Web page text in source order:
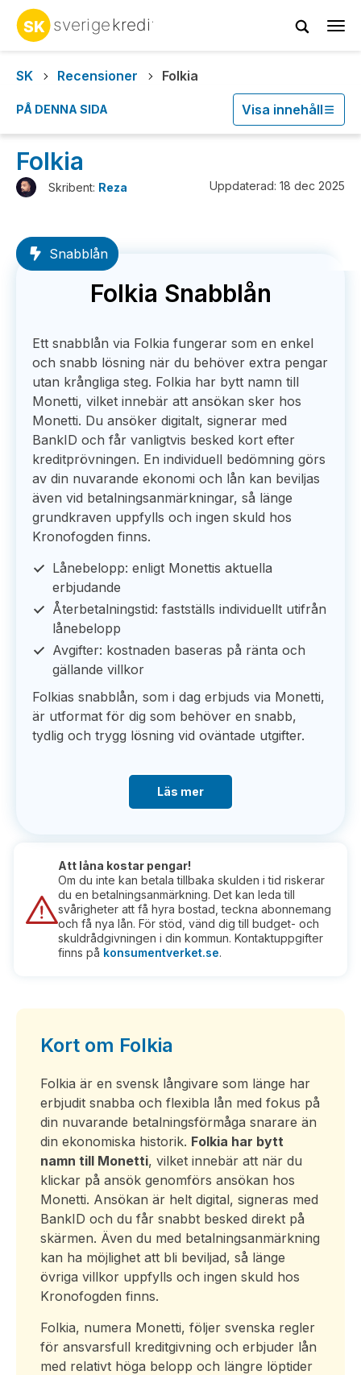
SK
Recensioner Folkia
PÅ DENNA SIDA Visa innehåll
Folkia
Skribent: Reza Uppdaterad: 18 dec 2025
Snabblån
Folkia Snabblån
Ett snabblån via Folkia fungerar som en enkel
och snabb lösning när du behöver extra pengar
utan krångliga steg. Folkia har bytt namn till
Monetti, vilket innebär att ansökan sker hos
Monetti. Du ansöker digitalt, signerar med
BankID och får vanligtvis besked kort efter
kreditprövningen. En individuell bedömning görs
av din nuvarande ekonomi och lån kan beviljas
även vid betalningsanmärkningar, så länge
grundkraven uppfylls och ingen skuld hos
Kronofogden finns.
Lånebelopp: enligt Monettis aktuella
erbjudande
Återbetalningstid: fastställs individuellt utifrån
lånebelopp
Avgifter: kostnaden baseras på ränta och
gällande villkor
Folkias snabblån, som i dag erbjuds via Monetti,
är utformat för dig som behöver en snabb,
tydlig och trygg lösning vid oväntade utgifter.
Läs mer
Att låna kostar pengar!
Om du inte kan betala tillbaka skulden i tid riskerar
du en betalningsanmärkning. Det kan leda till
svårigheter att få hyra bostad, teckna abonnemang
och få nya lån. För stöd, vänd dig till budget- och
skuldrådgivningen i din kommun. Kontaktuppgifter
finns på konsumentverket.se.
Kort om Folkia
Folkia är en svensk långivare som länge har
erbjudit snabba och flexibla lån med fokus på
din nuvarande betalningsförmåga snarare än
din ekonomiska historik. Folkia har bytt
namn till Monetti, vilket innebär att när du
klickar på ansök genomförs ansökan hos
Monetti. Ansökan är helt digital, signeras med
BankID och du får snabbt besked direkt på
skärmen. Även du med betalningsanmärkning
kan ha möjlighet att bli beviljad, så länge
övriga villkor uppfylls och ingen skuld hos
Kronofogden finns.
Folkia, numera Monetti, följer svenska regler
för ansvarsfull kreditgivning och erbjuder lån
med relativt höga belopp och längre löptider